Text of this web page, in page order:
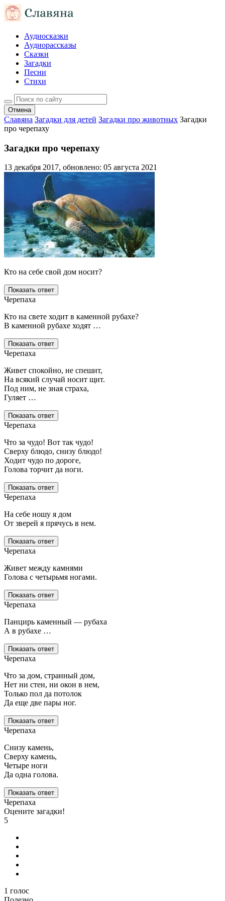
Аудиосказки
Аудиорассказы
Сказки
Загадки
Песни
Стихи
Отмена
Славяна Загадки для детей Загадки про животных Загадки
про черепаху
Загадки про черепаху
13 декабря 2017, обновлено: 05 августа 2021
Кто на себе свой дом носит?
Показать ответ
Черепаха
Кто на свете ходит в каменной рубахе?
В каменной рубахе ходят …
Показать ответ
Черепаха
Живет спокойно, не спешит,
На всякий случай носит щит.
Под ним, не зная страха,
Гуляет …
Показать ответ
Черепаха
Что за чудо! Вот так чудо!
Сверху блюдо, снизу блюдо!
Ходит чудо по дороге,
Голова торчит да ноги.
Показать ответ
Черепаха
На себе ношу я дом
От зверей я прячусь в нем.
Показать ответ
Черепаха
Живет между камнями
Голова с четырьмя ногами.
Показать ответ
Черепаха
Панцирь каменный — рубаха
А в рубахе …
Показать ответ
Черепаха
Что за дом, странный дом,
Нет ни стен, ни окон в нем,
Только пол да потолок
Да еще две пары ног.
Показать ответ
Черепаха
Снизу камень,
Сверху камень,
Четыре ноги
Да одна голова.
Показать ответ
Черепаха
Оцените загадки!
5
1 голос